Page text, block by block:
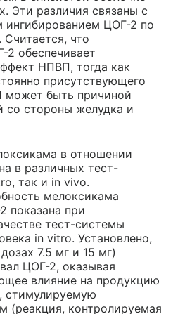
Эти различия связаны с
ингибированием ЦОГ-2 по
что
2 обеспечивает
НПВП, тогда как
присутствующего
может быть причиной
со стороны желудка и
в отношении
в различных тест-
так и in vivo.
мелоксикама
показана при
тест-системы
in vitro. Установлено,
7.5 мг и 15 мг)
ЦОГ-2, оказывая
влияние на продукцию
стимулируемую
(реакция, контролируемая